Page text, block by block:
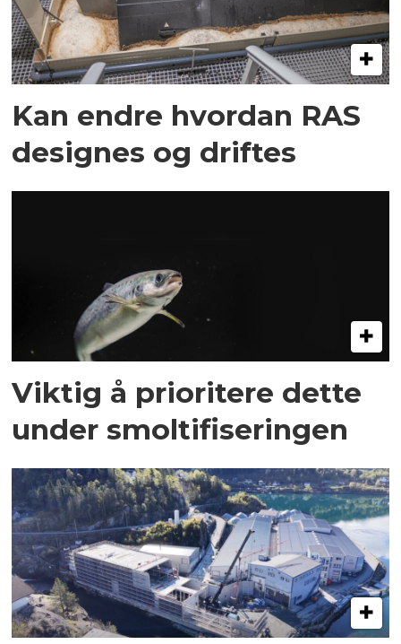
Kan endre hvordan RAS
designes og driftes
Viktig å prioritere dette
under smoltifiseringen